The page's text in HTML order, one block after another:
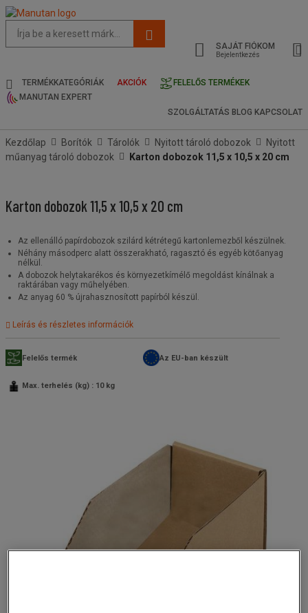
oldal
és
keresési
SAJÁT FIÓKOM
Bejelentkezés
TERMÉKKATEGÓRIÁK AKCIÓK
FELELŐS TERMÉKEK
MANUTAN EXPERT
SZOLGÁLTATÁS BLOG KAPCSOLAT
Kezdőlap Borítók Tárolók Nyitott tároló dobozok
Nyitott
műanyag tároló dobozok
Karton dobozok 11,5 x 10,5 x 20 cm
Karton dobozok 11,5 x 10,5 x 20 cm
Az ellenálló papírdobozok szilárd kétrétegű kartonlemezből készülnek.
Néhány másodperc alatt összerakható, ragasztó és egyéb kötőanyag
nélkül.
A dobozok helytakarékos és környezetkímélő megoldást kínálnak a
raktárában vagy műhelyében.
Az anyag 60 % újrahasznosított papírból készül.
Leírás és részletes információk
Felelős termék Az EU-ban készült
Max. terhelés (kg) : 10 kg